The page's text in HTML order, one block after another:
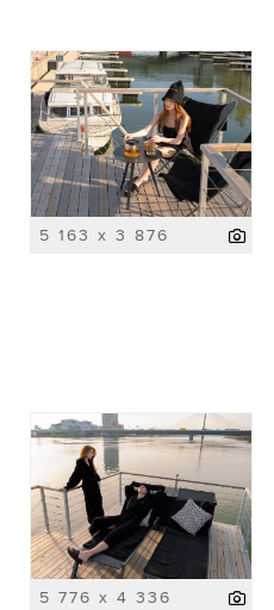
5 163 x 3 876
5 776 x 4 336